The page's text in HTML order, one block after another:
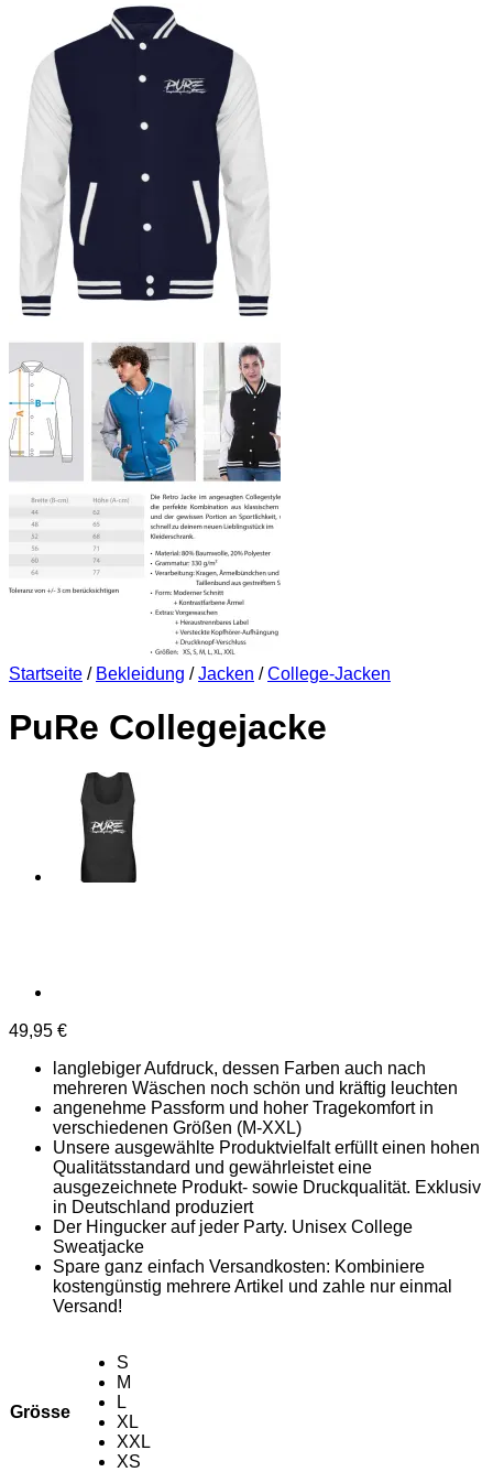
Startseite / Bekleidung / Jacken / College-Jacken
PuRe Collegejacke
49,95 €
langlebiger Aufdruck, dessen Farben auch nach
mehreren Wäschen noch schön und kräftig leuchten
angenehme Passform und hoher Tragekomfort in
verschiedenen Größen (M-XXL)
Unsere ausgewählte Produktvielfalt erfüllt einen hohen
Qualitätsstandard und gewährleistet eine
ausgezeichnete Produkt- sowie Druckqualität. Exklusiv
in Deutschland produziert
Der Hingucker auf jeder Party. Unisex College
Sweatjacke
Spare ganz einfach Versandkosten: Kombiniere
kostengünstig mehrere Artikel und zahle nur einmal
Versand!
Grösse
S
M
L
XL
XXL
XS